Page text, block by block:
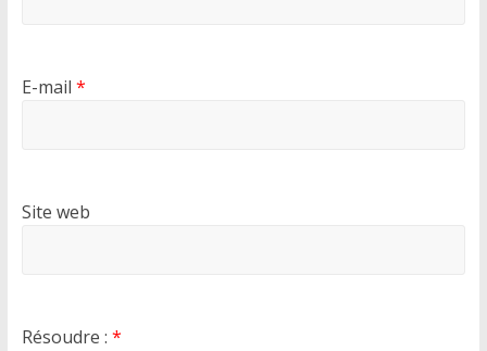
E-mail *
Site web
Résoudre : *